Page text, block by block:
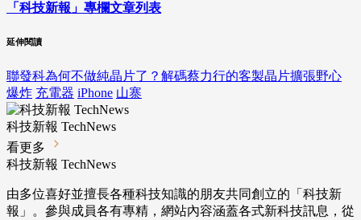
「科技新報」專欄文章列表
延伸閱讀
聯發科為何不做純晶片了？解碼蔡力行的客製晶片擴張野心
爆炸 充電器 iPhone 山寨
科技新報 TechNews
看更多
科技新報 TechNews
由多位喜好並擅長各種科技知識的朋友共同創立的「科技新
報」。參與成員各有專精，網站內容涵蓋各式新科技訊息，從